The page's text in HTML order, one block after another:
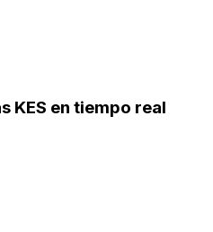
KES en tiempo real